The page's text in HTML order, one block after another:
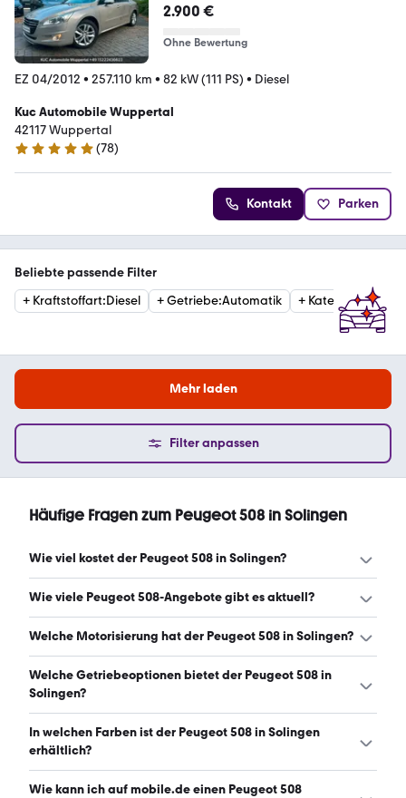
2.900 €
Ohne Bewertung
EZ 04/2012 • 257.110 km • 82 kW (111 PS) • Diesel
Kuc Automobile Wuppertal
42117 Wuppertal
5 Sterne
(78)
Kontakt Parken
Beliebte passende Filter
+ Kraftstoffart:Diesel +Getriebe:Automatik + Kategorie:
Mehr laden
Filter anpassen
Häufige Fragen zum Peugeot 508 in Solingen
Wie viel kostet der Peugeot 508 in Solingen?
Ein guter Preis für einen Peugeot 508 in Solingen liegt
Wie viele Peugeot 508-Angebote gibt es aktuell?
Es gibt insgesamt 21 Peugeot 508 bei mobile.de, davon 21
Welche Motorisierung hat der Peugeot 508 in Solingen?
Der Peugeot 508 in Solingen hat Leistungen zwischen 120
und 360 PS. (Stand: 9.8.2026)
Welche Getriebeoptionen bietet der Peugeot 508 in
Solingen?
Der Peugeot 508 in Solingen ist mit automatischem und
manuellem Getriebe erhältlich. (Stand: 9.8.2026)
In welchen Farben ist der Peugeot 508 in Solingen
erhältlich?
Den Peugeot 508 in Solingen gibt es in folgenden Farben:
Wie kann ich auf mobile.de einen Peugeot 508